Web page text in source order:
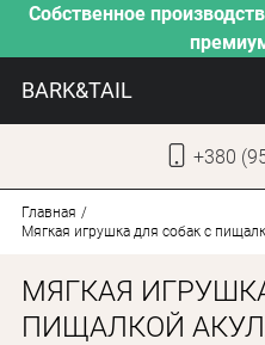
Собственное
BARK&TAIL
+380
Главная
Мягкая игрушка для собак с
МЯГКАЯ
ПИЩАЛКОЙ АКУЛА